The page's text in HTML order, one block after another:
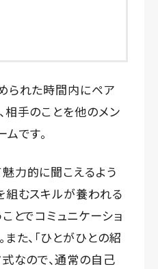
られた時間内にペア
相手のことを他のメン
です。
力的に聞こえるよう
組むスキルが養われる
とでコミュニケーショ
た、「ひとがひとの紹
なので、通常の自己